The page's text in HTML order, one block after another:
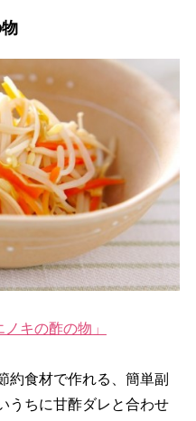
キの酢の物」
約食材で作れる、簡単副
うちに甘酢ダレと合わせ